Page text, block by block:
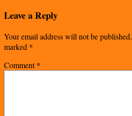
Leave a Reply
Your email address will not be published.
marked *
Comment*